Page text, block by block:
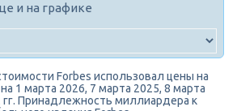
и на графике
Forbes использовал цены на
1 марта 2026, 7 марта 2025, 8 марта
гг. Принадлежность миллиардера к